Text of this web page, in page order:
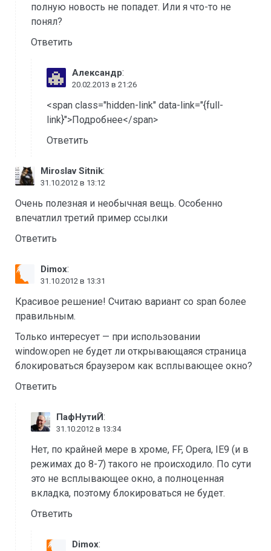
полную новость не попадет. Или я что-то не
понял?
Ответить
Александр:
20.02.2013 в 21:26
<span class="hidden-link" data-link="{full-
link}">Подробнее</span>
Ответить
Miroslav Sitnik:
31.10.2012 в 13:12
Очень полезная и необычная вещь. Особенно
впечатлил третий пример ссылки
Ответить
Dimox:
31.10.2012 в 13:31
Красивое решение! Считаю вариант со span более
правильным.
Только интересует — при использовании
window.open не будет ли открывающаяся страница
блокироваться браузером как всплывающее окно?
Ответить
ПафНутиЙ:
31.10.2012 в 13:34
Нет, по крайней мере в хроме, FF, Opera, IE9 (и в
режимах до 8-7) такого не происходило. По сути
это не всплывающее окно, а полноценная
вкладка, поэтому блокироваться не будет.
Ответить
Dimox: